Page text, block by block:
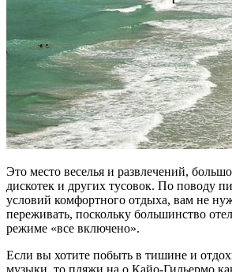
Это место веселья и развлечений,
дискотек и других тусовок. По поводу
условий комфортного отдыха, вам не
переживать, поскольку большинство
режиме «все включено».
Если вы хотите побыть в тишине и